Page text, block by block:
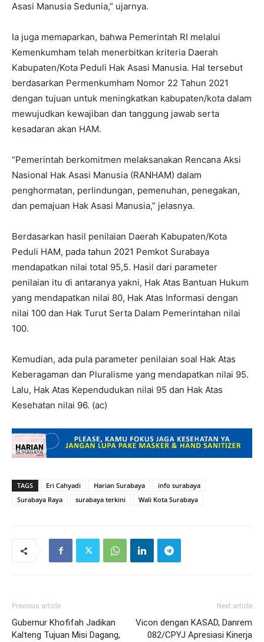
Asasi Manusia Sedunia,” ujarnya.
Ia juga memaparkan, bahwa Pemerintah RI melalui
Kemenkumham telah menerbitkan kriteria Daerah
Kabupaten/Kota Peduli Hak Asasi Manusia. Hal tersebut
berdasarkan Permenkumham Nomor 22 Tahun 2021
dengan tujuan untuk meningkatkan kabupaten/kota dalam
mewujudkan kewajiban dan tanggung jawab serta
kesadaran akan HAM.
“Pemerintah berkomitmen melaksanakan Rencana Aksi
Nasional Hak Asasi Manusia (RANHAM) dalam
penghormatan, perlindungan, pemenuhan, penegakan,
dan pemajuan Hak Asasi Manusia,” jelasnya.
Berdasarkan hasil penilaian Daerah Kabupaten/Kota
Peduli HAM, pada tahun 2021 Pemkot Surabaya
mendapatkan nilai total 95,5. Hasil dari parameter
penilaian itu di antaranya yakni, Hak Atas Bantuan Hukum
yang mendapatkan nilai 80, Hak Atas Informasi dengan
nilai 100 dan Hak Turut Serta Dalam Pemerintahan nilai
100.
Kemudian, ada pula parameter penilaian soal Hak Atas
Keberagaman dan Pluralisme yang mendapatkan nilai 95.
Lalu, Hak Atas Kependudukan nilai 95 dan Hak Atas
Kesehatan nilai 96. (ac)
TAGS Eri Cahyadi Harian Surabaya
info surabaya
Surabaya Raya
surabaya terkini Wali Kota Surabaya
Previous article
Gubernur Khofifah Jadikan
Kalteng Tujuan Misi Dagang,
Next article
Vicon dengan KASAD, Danrem
082/CPYJ Apresiasi Kinerja